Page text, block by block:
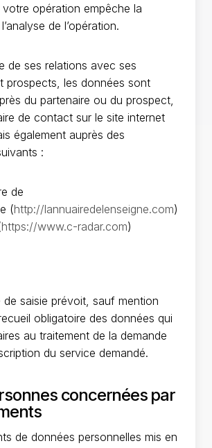
opération empêche la
de l’opération.
de ses relations avec ses
prospects, les données sont
du partenaire ou du prospect,
de contact sur le site internet
également auprès des
:
de
(http://lannuairedelenseigne.com)
https://www.c-radar.com)
de saisie prévoit, sauf mention
obligatoire des données qui
au traitement de la demande
du service demandé.
concernées par
de données personnelles mis en